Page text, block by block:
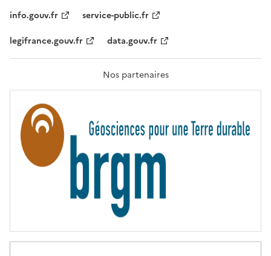
F
A
T
R
T
É
info.gouv.fr
service-public.fr
legifrance.gouv.fr
data.gouv.fr
Nos partenaires